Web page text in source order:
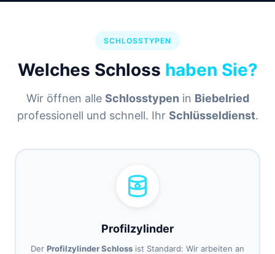
SCHLOSSTYPEN
Welches Schloss haben Sie?
Wir öffnen alle Schlosstypen in Biebelried
professionell und schnell. Ihr Schlüsseldienst.
Profilzylinder
Der Profilzylinder Schloss ist Standard: Wir arbeiten an